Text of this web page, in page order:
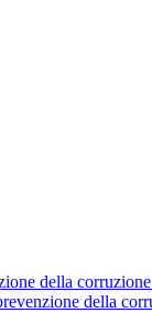
della
della